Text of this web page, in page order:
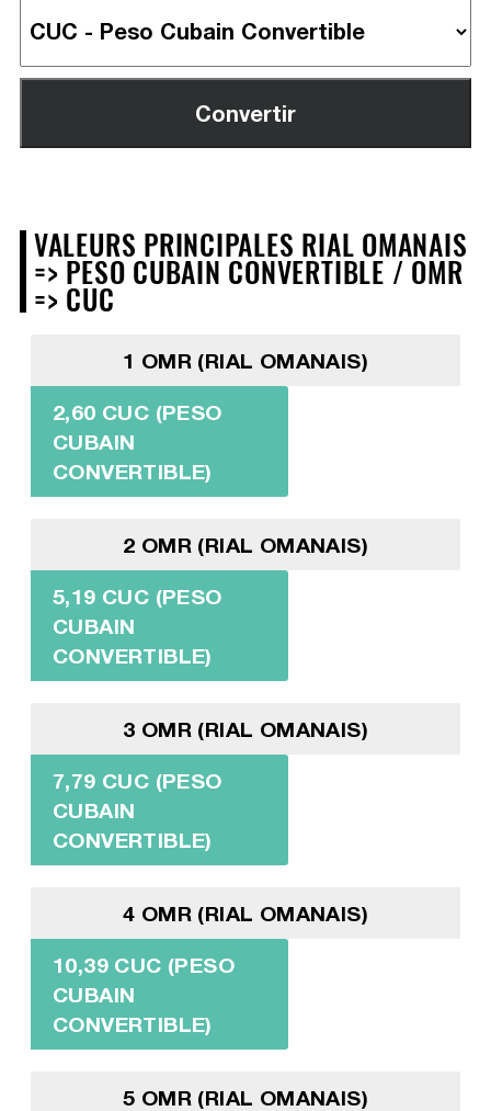
VALEURS PRINCIPALES RIAL OMANAIS
=> PESO CUBAIN CONVERTIBLE / OMR
=> CUC
1 OMR (RIAL OMANAIS)
2,60 CUC (PESO
CUBAIN
CONVERTIBLE)
2 OMR (RIAL OMANAIS)
5,19 CUC (PESO
CUBAIN
CONVERTIBLE)
3 OMR (RIAL OMANAIS)
7,79 CUC (PESO
CUBAIN
CONVERTIBLE)
4 OMR (RIAL OMANAIS)
10,39 CUC (PESO
CUBAIN
CONVERTIBLE)
5 OMR (RIAL OMANAIS)